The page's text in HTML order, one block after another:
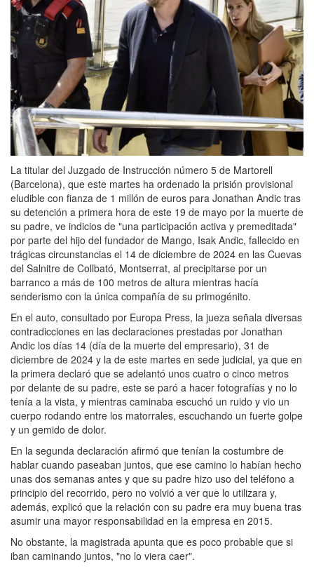
La titular del Juzgado de Instrucción número 5 de Martorell
(Barcelona), que este martes ha ordenado la prisión provisional
eludible con fianza de 1 millón de euros para Jonathan Andic tras
su detención a primera hora de este 19 de mayo por la muerte de
su padre, ve indicios de "una participación activa y premeditada"
por parte del hijo del fundador de Mango, Isak Andic, fallecido en
trágicas circunstancias el 14 de diciembre de 2024 en las Cuevas
del Salnitre de Collbató, Montserrat, al precipitarse por un
barranco a más de 100 metros de altura mientras hacía
senderismo con la única compañía de su primogénito.
En el auto, consultado por Europa Press, la jueza señala diversas
contradicciones en las declaraciones prestadas por Jonathan
Andic los días 14 (día de la muerte del empresario), 31 de
diciembre de 2024 y la de este martes en sede judicial, ya que en
la primera declaró que se adelantó unos cuatro o cinco metros
por delante de su padre, este se paró a hacer fotografías y no lo
tenía a la vista, y mientras caminaba escuchó un ruido y vio un
cuerpo rodando entre los matorrales, escuchando un fuerte golpe
y un gemido de dolor.
En la segunda declaración afirmó que tenían la costumbre de
hablar cuando paseaban juntos, que ese camino lo habían hecho
unas dos semanas antes y que su padre hizo uso del teléfono a
principio del recorrido, pero no volvió a ver que lo utilizara y,
además, explicó que la relación con su padre era muy buena tras
asumir una mayor responsabilidad en la empresa en 2015.
No obstante, la magistrada apunta que es poco probable que si
iban caminando juntos, "no lo viera caer".